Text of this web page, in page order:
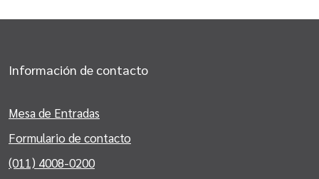
Información de contacto
Mesa de Entradas
Formulario de contacto
(011) 4008-0200